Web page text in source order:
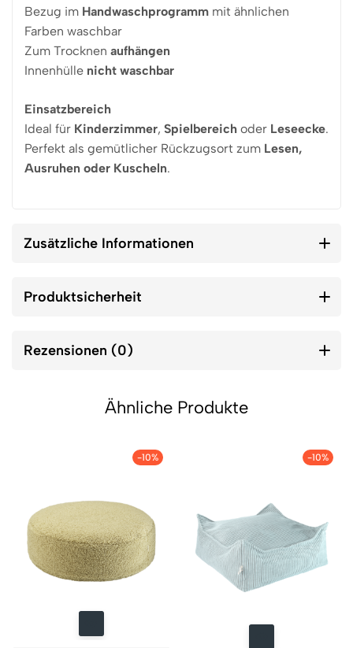
Bezug im Handwaschprogramm mit ähnlichen
Farben waschbar
Zum Trocknen aufhängen
Innenhülle nicht waschbar
Einsatzbereich
Ideal für Kinderzimmer, Spielbereich oder Leseecke.
Perfekt als gemütlicher Rückzugsort zum Lesen,
Ausruhen oder Kuscheln.
Zusätzliche Informationen
Produktsicherheit
Rezensionen (0)
Ähnliche Produkte
-10% -10%